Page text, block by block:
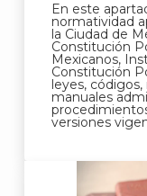
En este
normatividad
la Ciudad de
Constitución
Mexicanos,
Constitución
leyes,
manuales
versiones